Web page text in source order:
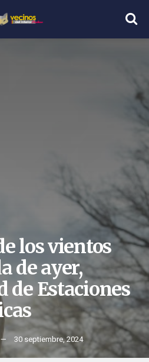
los vientos
de ayer,
de Estaciones
30 septiembre, 2024